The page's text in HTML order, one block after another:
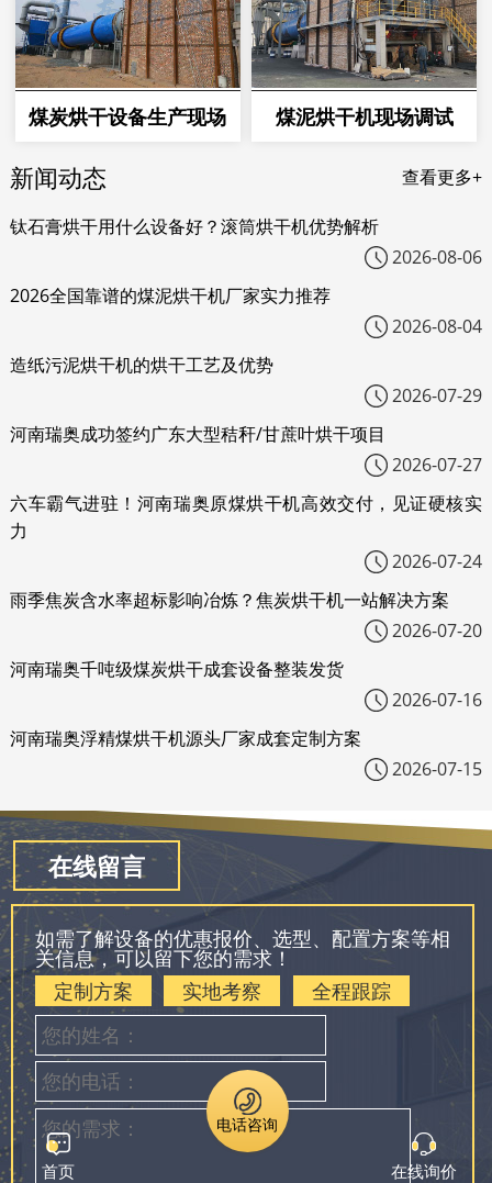
煤炭烘干设备生产现场 煤泥烘干机现场调试
新闻动态 查看更多+
钛石膏烘干用什么设备好？滚筒烘干机优势解析
2026-08-06
2026全国靠谱的煤泥烘干机厂家实力推荐
2026-08-04
造纸污泥烘干机的烘干工艺及优势
2026-07-29
河南瑞奥成功签约广东大型秸秆/甘蔗叶烘干项目
2026-07-27
六车霸气进驻！河南瑞奥原煤烘干机高效交付，见证硬核实
力
2026-07-24
雨季焦炭含水率超标影响冶炼？焦炭烘干机一站解决方案
2026-07-20
河南瑞奥千吨级煤炭烘干成套设备整装发货
2026-07-16
河南瑞奥浮精煤烘干机源头厂家成套定制方案
2026-07-15
在线留言
如需了解设备的优惠报价、选型、配置方案等相
关信息，可以留下您的需求！
定制方案
实地考察 全程跟踪
首页 在线询价
电话咨询